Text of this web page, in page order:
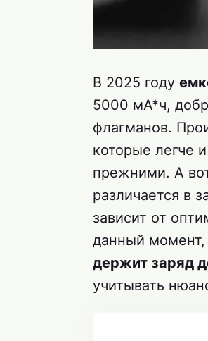
В 2025 году
5000 мА*ч,
флагманов.
которые легче
прежними. А
различается в
зависит от
данный момент,
держит заряд
учитывать